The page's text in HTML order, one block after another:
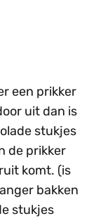
een prikker
uit dan is
stukjes
de prikker
komt. (is
bakken
stukjes